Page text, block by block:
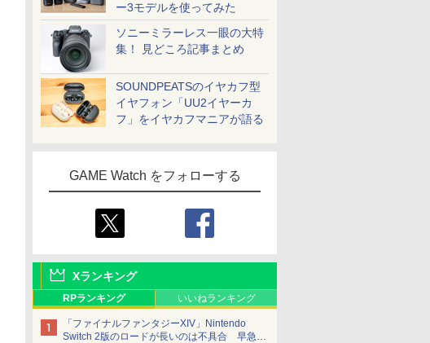
ー3モデルを使ってみた
ソニーミラーレス一眼の大特
集！ 見どころ記事まとめ
SOUNDPEATSのイヤカフ型
イヤフォン「UU2イヤーカ
フ」をイヤカフマニアが語る
GAME Watch をフォローする
Xランキング
RPランキング いいねランキング
「ファイナルファンタジーXIV」Nintendo
Switch 2版のロードが長いのは不具合 早急に